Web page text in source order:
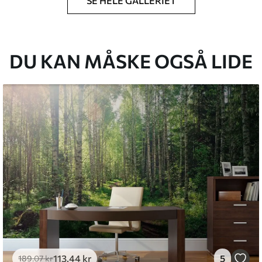
du har angivet, og skæres i identiske
.33269.00kr/m²
and Stick
.67400.00 kr /m²
DU KAN MÅSKE OGSÅ LIDE
189.07kr113.44 kr 5